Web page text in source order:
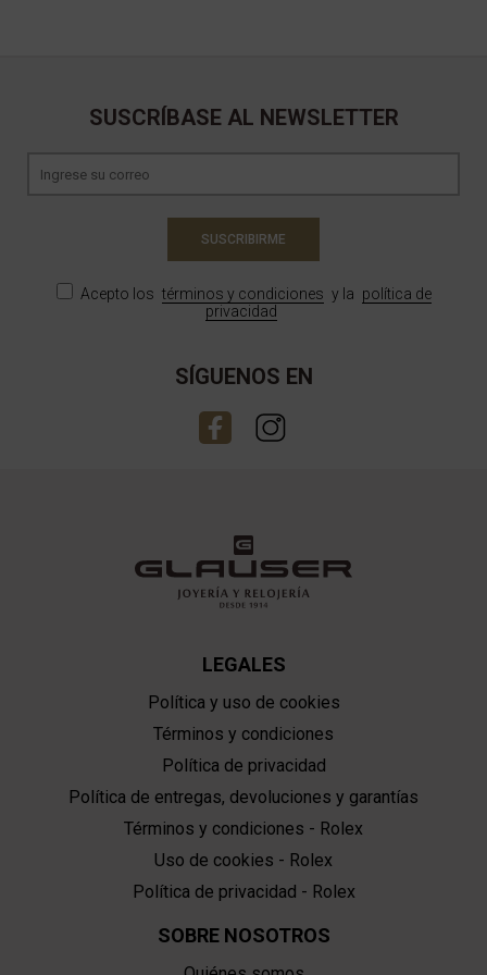
SUSCRÍBASE AL NEWSLETTER
SUSCRIBIRME
Acepto los términos y condiciones y la política de
privacidad
SÍGUENOS EN
LEGALES
Política y uso de cookies
Términos y condiciones
Política de privacidad
Política de entregas, devoluciones y garantías
Términos y condiciones - Rolex
Uso de cookies - Rolex
Política de privacidad - Rolex
SOBRE NOSOTROS